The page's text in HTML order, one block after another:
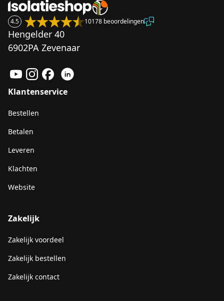
4.5 10178 beoordelingen
Hengelder 40
6902PA Zevenaar
Klantenservice
Bestellen
Betalen
Leveren
Klachten
Website
Zakelijk
Zakelijk voordeel
Zakelijk bestellen
Zakelijk contact